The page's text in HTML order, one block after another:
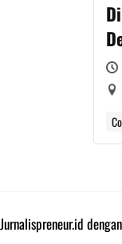
Jurnalispreneur.id